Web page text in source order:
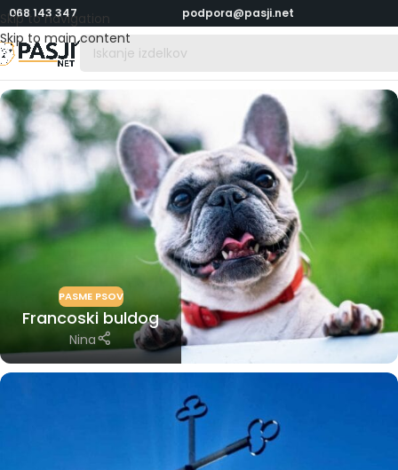
Skip to navigation
Skip to main content
068 143 347 podpora@pasji.net
PASME PSOV
Francoski buldog
Nina